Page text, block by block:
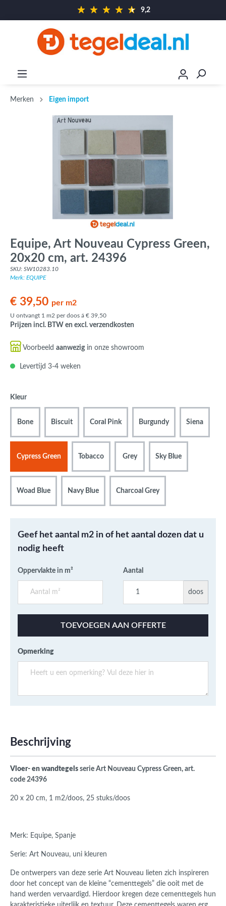
9,2
Merken Eigen import
Equipe, Art Nouveau Cypress Green,
20x20 cm, art. 24396
SKU: SW10283.10
Merk: EQUIPE
€ 39,50 per m2
U ontvangt 1 m2 per doos á € 39,50
Prijzen incl. BTW en excl. verzendkosten
Voorbeeld aanwezigin onze showroom
Levertijd 3-4 weken
Kleur
Bone Biscuit Coral Pink Burgundy Siena
Cypress Green Tobacco Grey Sky Blue
Woad Blue Navy Blue Charcoal Grey
Geef het aantal m2 in of het aantal dozen dat u
nodig heeft
Oppervlakte in m² Aantal
doos
TOEVOEGEN AAN OFFERTE
Opmerking
Beschrijving
Vloer- en wandtegels serie Art Nouveau Cypress Green, art.
code 24396
20 x 20 cm, 1 m2/doos, 25 stuks/doos
Merk: Equipe, Spanje
Serie: Art Nouveau, uni kleuren
De ontwerpers van deze serie Art Nouveau lieten zich inspireren
door het concept van de kleine “cementtegels” die ooit met de
hand werden vervaardigd. Hierdoor kregen deze cementtegels hun